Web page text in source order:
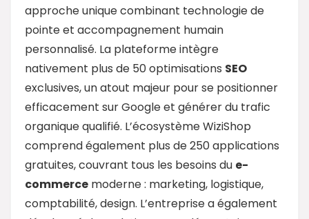
approche unique combinant technologie de
pointe et accompagnement humain
personnalisé. La plateforme intègre
nativement plus de 50 optimisations SEO
exclusives, un atout majeur pour se positionner
efficacement sur Google et générer du trafic
organique qualifié. L’écosystème WiziShop
comprend également plus de 250 applications
gratuites, couvrant tous les besoins du e-
commerce moderne : marketing, logistique,
comptabilité, design. L’entreprise a également